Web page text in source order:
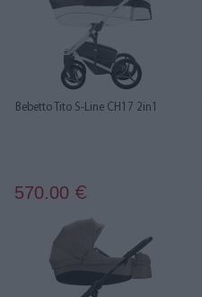
Bebetto Tito S-Line CH17 2in1
570.00 €